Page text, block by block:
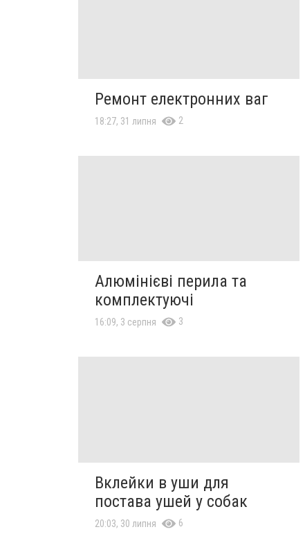
Ремонт електронних ваг
18:27, 31 липня 2
Алюмінієві перила та
комплектуючі
16:09, 3 серпня 3
Вклейки в уши для
постава ушей у собак
20:03, 30 липня 6